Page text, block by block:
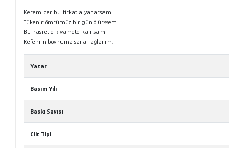
Kerem der bu firkatla yanarsam
Tükenir ömrümüz bir gün ölürssem
Bu hasretle kıyamete kalırsam
Kefenim boynuma sarar ağlarım.
Yazar
Basım Yılı
Baskı Sayısı
Cilt Tipi